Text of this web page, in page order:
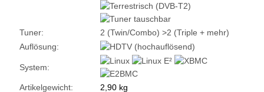
Tuner: 2 (Twin/Combo) >2 (Triple + mehr)
Auflösung:
System:
Artikelgewicht: 2,90 kg